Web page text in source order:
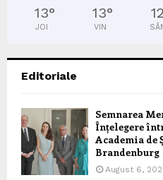
13°
JOI
13°
VIN
12
Editoriale
Semnarea
Înțelegere
Academia de
Brandenburg
August 6,